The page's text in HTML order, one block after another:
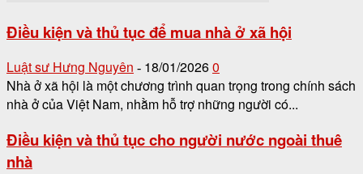
Điều kiện và thủ tục để mua nhà ở xã hội
Luật sư Hưng Nguyên - 18/01/20260
Nhà ở xã hội là một chương trình quan trọng trong chính sách
nhà ở của Việt Nam, nhằm hỗ trợ những người có...
Điều kiện và thủ tục cho người nước ngoài thuê
nhà